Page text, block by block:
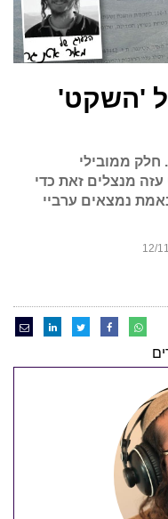
'השקט'
חלק ממובילי
מנצלים זאת כדי
נמצאים ערביי